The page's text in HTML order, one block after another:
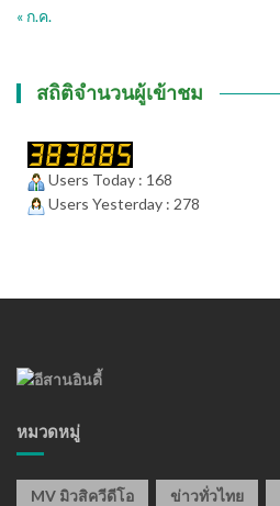
« ก.ค.
สถิติจำนวนผู้เข้าชม
Users Today : 168
Users Yesterday : 278
หมวดหมู่
MV มิวสิควีดีโอ ข่าวทั่วไทย